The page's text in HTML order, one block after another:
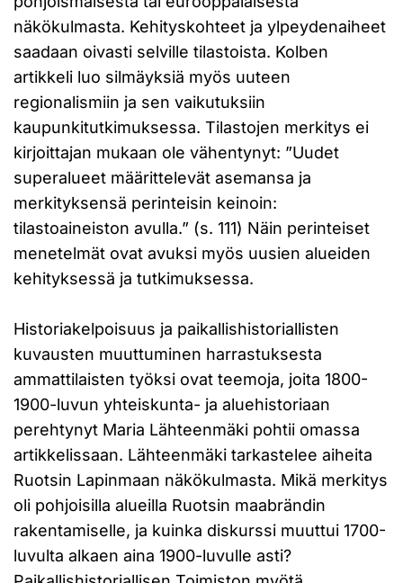
näkökulmasta. Kehityskohteet ja ylpeydenaiheet
saadaan oivasti selville tilastoista. Kolben
artikkeli luo silmäyksiä myös uuteen
regionalismiin ja sen vaikutuksiin
kaupunkitutkimuksessa. Tilastojen merkitys ei
kirjoittajan mukaan ole vähentynyt: ”Uudet
superalueet määrittelevät asemansa ja
merkityksensä perinteisin keinoin:
tilastoaineiston avulla.” (s. 111) Näin perinteiset
menetelmät ovat avuksi myös uusien alueiden
kehityksessä ja tutkimuksessa.
Historiakelpoisuus ja paikallishistoriallisten
kuvausten muuttuminen harrastuksesta
ammattilaisten työksi ovat teemoja, joita 1800-
1900-luvun yhteiskunta- ja aluehistoriaan
perehtynyt Maria Lähteenmäki pohtii omassa
artikkelissaan. Lähteenmäki tarkastelee aiheita
Ruotsin Lapinmaan näkökulmasta. Mikä merkitys
oli pohjoisilla alueilla Ruotsin maabrändin
rakentamiselle, ja kuinka diskurssi muuttui 1700-
luvulta alkaen aina 1900-luvulle asti?